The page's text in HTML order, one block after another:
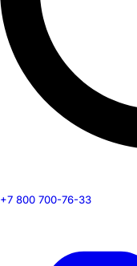
+7 800 700-76-33